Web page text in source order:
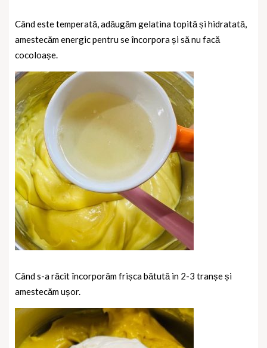
Când este temperată, adăugăm gelatina topită și hidratată,
amestecăm energic pentru se încorpora și să nu facă
cocoloașe.
Când s-a răcit încorporăm frișca bătută in 2-3 tranșe și
amestecăm ușor.